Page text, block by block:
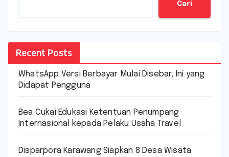
Cari
Recent Posts
WhatsApp Versi Berbayar Mulai Disebar, Ini yang
Didapat Pengguna
Bea Cukai Edukasi Ketentuan Penumpang
Internasional kepada Pelaku Usaha Travel
Disparpora Karawang Siapkan 8 Desa Wisata